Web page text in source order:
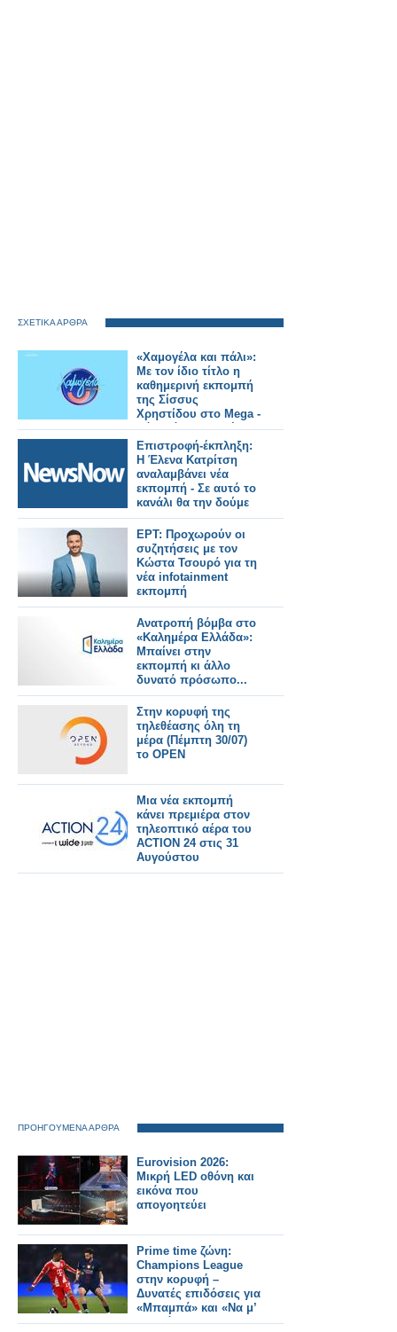
ΣΧΕΤΙΚΑ ΑΡΘΡΑ
«Χαμογέλα και πάλι»:
Με τον ίδιο τίτλο η
καθημερινή εκπομπή
της Σίσσυς
Χρηστίδου στο Mega -
Πότε κάνει πρεμιέρα;
Επιστροφή-έκπληξη:
Η Έλενα Κατρίτση
αναλαμβάνει νέα
εκπομπή - Σε αυτό το
κανάλι θα την δούμε
ΕΡΤ: Προχωρούν οι
συζητήσεις με τον
Κώστα Τσουρό για τη
νέα infotainment
εκπομπή
Ανατροπή βόμβα στο
«Καλημέρα Ελλάδα»:
Μπαίνει στην
εκπομπή κι άλλο
δυνατό πρόσωπο...
Στην κορυφή της
τηλεθέασης όλη τη
μέρα (Πέμπτη 30/07)
το OPEN
Μια νέα εκπομπή
κάνει πρεμιέρα στον
τηλεοπτικό αέρα του
ACTION 24 στις 31
Αυγούστου
ΠΡΟΗΓΟΥΜΕΝΑ ΑΡΘΡΑ
Eurovision 2026:
Μικρή LED οθόνη και
εικόνα που
απογοητεύει
Prime time ζώνη:
Champions League
στην κορυφή –
Δυνατές επιδόσεις για
«Μπαμπά» και «Να μ’
αγαπάς»